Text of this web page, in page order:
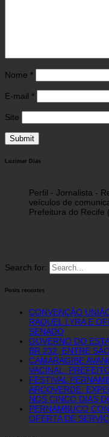
Nome *
E-mail *
Site
Luzimar Dias
Perfil - Jornalista -
veículos de
Prefeitura do Recife
Search for:
Posts recentes
CONVENÇÃO
RAQUEL LYRA E
SENADO
GOVERNO DO
BR 232, ENTRE
CAMARAGIBE
VACINAL:
FESTIVAL
ARCOVERDE:
NOS CINCO DIAS
PERNAMBUCO
OFERTA DE